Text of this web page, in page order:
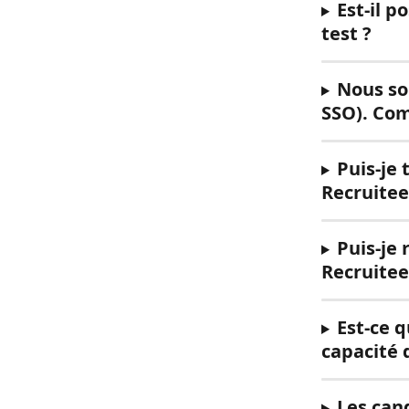
Est-il
test ?
Nous
SSO).
Puis-je
Puis-je
Est-ce
capacité